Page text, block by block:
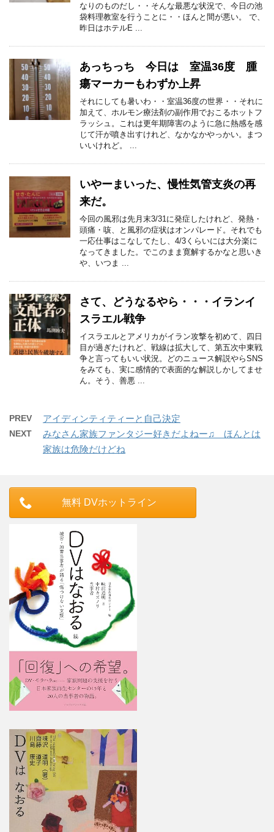
なりのものだし・・そんな最悪な状況で、今日の池
袋料理教室を行うことに・・ほんと間が悪い。 で、
昨日はホテルE ...
あっちっち 今日は 室温36度 腫
瘍マーカーもわずか上昇
それにしても暑いわ・・室温36度の世界・・それに
加えて、ホルモン療法剤の副作用でおこるホットフ
ラッシュ。これは更年期障害のように急に熱感を感
じて汗が噴き出すけれど、なかなかやっかい。まつ
いいけれど。 ...
いやーまいった、慢性気管支炎の再
来だ。
今回の風邪は先月末3/31に発症したけれど、発熱・
頭痛・咳、と風邪の症状はオンパレード。それでも
一応仕事はこなしてたし、4/3くらいには大分楽に
なってきました。でこのまま寛解するかなと思いき
や、いつま ...
さて、どうなるやら・・・イランイ
スラエル戦争
イスラエルとアメリカがイラン攻撃を初めて、四日
目が過ぎたけれど、戦線は拡大して、第五次中東戦
争と言ってもいい状況。どのニュース解説やらSNS
をみても、実に感情的で表面的な解説しかしてませ
ん。そう、善悪 ...
PREV アイディンティティーと自己決定
NEXT
みなさん家族ファンタジー好きだよねー♫ ほんとは
家族は危険だけどね
無料 DVホットライン